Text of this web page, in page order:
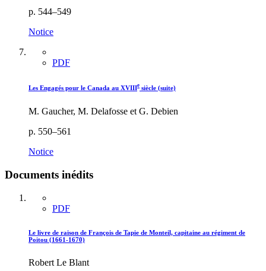
p. 544–549
Notice
PDF
Les Engagés pour le Canada au XVIIIe siècle (suite)
M. Gaucher, M. Delafosse et G. Debien
p. 550–561
Notice
Documents inédits
PDF
Le livre de raison de François de Tapie de Monteil, capitaine au régiment de
Poitou (1661-1670)
Robert Le Blant